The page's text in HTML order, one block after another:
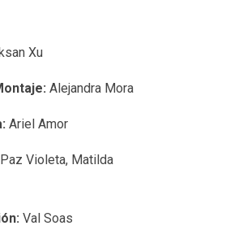
Xu
Alejandra Mora
Ariel Amor
Paz Violeta, Matilda
Val Soas